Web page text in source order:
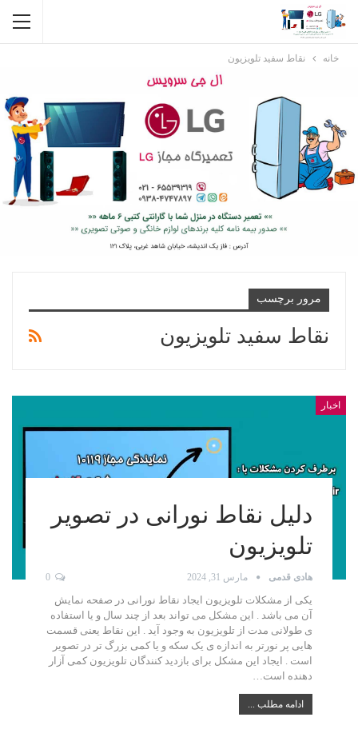
خانه نقاط سفید تلویزیون
مرور برچسب
نقاط سفید تلویزیون
اخبار
دلیل نقاط نورانی در تصویر
تلویزیون
هادی قدمی مارس 31, 2024 0
یکی از مشکلات تلویزیون ایجاد نقاط نورانی در صفحه نمایش
آن می باشد . این مشکل می تواند بعد از چند سال و یا استفاده
ی طولانی مدت از تلویزیون به وجود آید . این نقاط یعنی قسمت
هایی پر نورتر به اندازه ی یک سکه و یا کمی بزرگ تر در تصویر
است . ایجاد این مشکل برای بازدید کنندگان تلویزیون کمی آزار
دهنده است…
ادامه مطلب ...